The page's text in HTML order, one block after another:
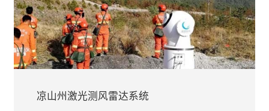
凉山州激光测风雷达系统